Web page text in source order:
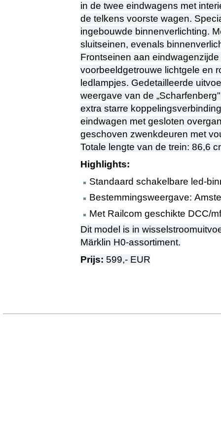
in de twee eindwagens met
de telkens voorste wagen.
ingebouwde binnenverlichting.
sluitseinen, evenals
Frontseinen aan
voorbeeldgetrouwe lichtgele en
ledlampjes. Gedetailleerde
weergave van de
extra starre
eindwagen met gesloten
geschoven zwenkdeuren met
Totale lengte van de trein: 86,6
Highlights:
Standaard schakelbare led-
Bestemmingsweergave:
Met Railcom geschikte DCC/
Dit model is in
Märklin H0-assortiment.
Prijs: 599,- EUR